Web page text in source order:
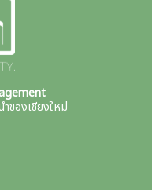
ของเชียงใหม่